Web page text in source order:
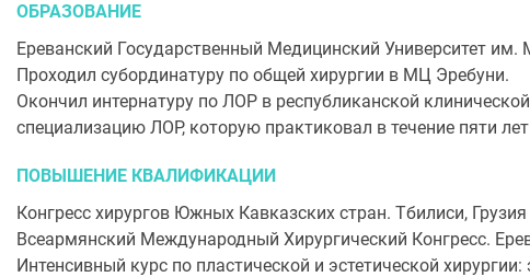
ОБРАЗОВАНИЕ
Ереванский Государственный Медицинский Университет им.
Проходил субординатуру по общей хирургии в МЦ Эребуни.
Окончил интернатуру по ЛОР в республиканской
специализацию ЛОР, которую практиковал в течение пяти
ПОВЫШЕНИЕ КВАЛИФИКАЦИИ
Конгресс хирургов Южных Кавказских стран. Тбилиси, Грузия
Всеармянский Международный Хирургический Конгресс.
Интенсивный курс по пластической и эстетической